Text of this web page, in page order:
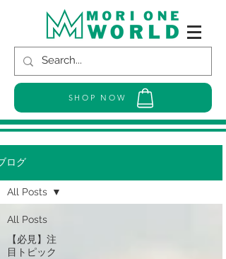
SHOP NOW
ログ
All Posts
【必見】注
目トピック
All Posts